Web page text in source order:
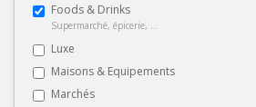
Foods & Drinks
Supermarché, épicerie, ...
Luxe
Maisons & Equipements
Marchés